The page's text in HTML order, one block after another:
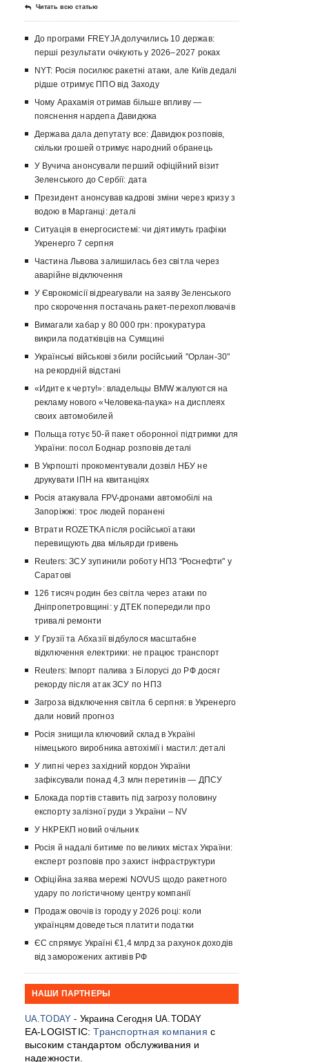
Читать всю статью
До програми FREYJA долучились 10 держав:
перші результати очікують у 2026–2027 роках
NYT: Росія посилює ракетні атаки, але Київ дедалі
рідше отримує ППО від Заходу
Чому Арахамія отримав більше впливу —
пояснення нардепа Давидюка
Держава дала депутату все: Давидюк розповів,
скільки грошей отримує народний обранець
У Вучича анонсували перший офіційний візит
Зеленського до Сербії: дата
Президент анонсував кадрові зміни через кризу з
водою в Марганці: деталі
Ситуація в енергосистемі: чи діятимуть графіки
Укренерго 7 серпня
Частина Львова залишилась без світла через
аварійне відключення
У Єврокомісії відреагували на заяву Зеленського
про скорочення постачань ракет-перехоплювачів
Вимагали хабар у 80 000 грн: прокуратура
викрила податківців на Сумщині
Українські військові збили російський "Орлан-30"
на рекордній відстані
«Идите к черту!»: владельцы BMW жалуются на
рекламу нового «Человека-паука» на дисплеях
своих автомобилей
Польща готує 50-й пакет оборонної підтримки для
України: посол Боднар розповів деталі
В Укрпошті прокоментували дозвіл НБУ не
друкувати ІПН на квитанціях
Росія атакувала FPV-дронами автомобілі на
Запоріжжі: троє людей поранені
Втрати ROZETKA після російської атаки
перевищують два мільярди гривень
Reuters: ЗСУ зупинили роботу НПЗ "Роснефти" у
Саратові
126 тисяч родин без світла через атаки по
Дніпропетровщині: у ДТЕК попередили про
тривалі ремонти
У Грузії та Абхазії відбулося масштабне
відключення електрики: не працює транспорт
Reuters: Імпорт палива з Білорусі до РФ досяг
рекорду після атак ЗСУ по НПЗ
Загроза відключення світла 6 серпня: в Укренерго
дали новий прогноз
Росія знищила ключовий склад в Україні
німецького виробника автохімії і мастил: деталі
У липні через західний кордон України
зафіксували понад 4,3 млн перетинів — ДПСУ
Блокада портів ставить під загрозу половину
експорту залізної руди з України – NV
У НКРЕКП новий очільник
Росія й надалі битиме по великих містах України:
експерт розповів про захист інфраструктури
Офіційна заява мережі NOVUS щодо ракетного
удару по логістичному центру компанії
Продаж овочів із городу у 2026 році: коли
українцям доведеться платити податки
ЄС спрямує Україні €1,4 млрд за рахунок доходів
від заморожених активів РФ
НАШИ ПАРТНЕРЫ
UA.TODAY - Украина Сегодня UA.TODAY
EA-LOGISTIC:Транспортная компания с
высоким стандартом обслуживания и
надежности.